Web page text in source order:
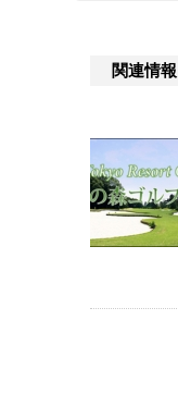
関連情報